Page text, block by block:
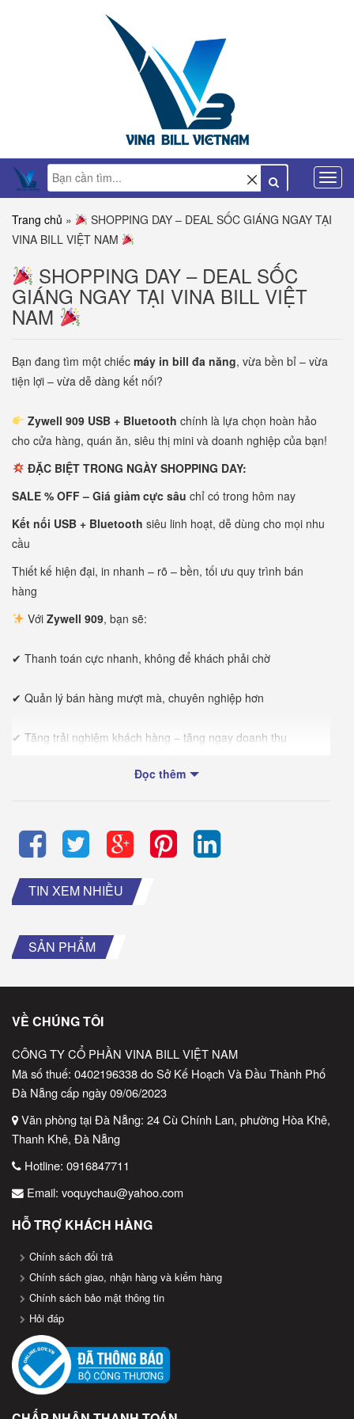
Trang chủ »
SHOPPING DAY – DEAL SỐC GIÁNG NGAY TẠI
VINA BILL VIỆT NAM
SHOPPING DAY – DEAL SỐC
GIÁNG NGAY TẠI VINA BILL VIỆT
NAM
Bạn đang tìm một chiếc máy in bill đa năng, vừa bền bỉ – vừa
tiện lợi – vừa dễ dàng kết nối?
Zywell 909 USB + Bluetooth chính là lựa chọn hoàn hảo
cho cửa hàng, quán ăn, siêu thị mini và doanh nghiệp của bạn!
ĐẶC BIỆT TRONG NGÀY SHOPPING DAY:
SALE % OFF – Giá giảm cực sâu chỉ có trong hôm nay
Kết nối USB + Bluetooth siêu linh hoạt, dễ dùng cho mọi nhu
cầu
Thiết kế hiện đại, in nhanh – rõ – bền, tối ưu quy trình bán
hàng
Với Zywell 909, bạn sẽ:
✔ Thanh toán cực nhanh, không để khách phải chờ
✔ Quản lý bán hàng mượt mà, chuyên nghiệp hơn
✔ Tăng trải nghiệm khách hàng – tăng ngay doanh thu
Click ngay MUA NGAY hoặc liên hệ0916 847 711
Đọc thêm
TIN XEM NHIỀU
SẢN PHẨM
VỀ CHÚNG TÔI
CÔNG TY CỔ PHẦN VINA BILL VIỆT NAM
Mã số thuế: 0402196338 do Sở Kế Hoạch Và Đầu Thành Phố
Đà Nẵng cấp ngày 09/06/2023
Văn phòng tại Đà Nẵng: 24 Cù Chính Lan, phường Hòa Khê,
Thanh Khê, Đà Nẵng
Hotline: 0916847711
Email: voquychau@yahoo.com
HỖ TRỢ KHÁCH HÀNG
Chính sách đổi trả
Chính sách giao, nhận hàng và kiểm hàng
Chính sách bảo mật thông tin
Hỏi đáp